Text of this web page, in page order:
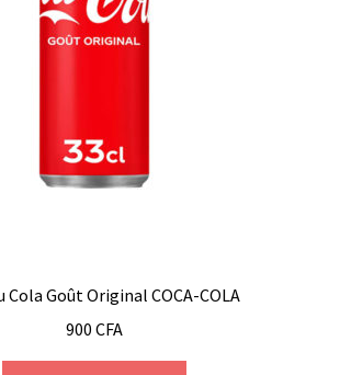
Cola Goût Original COCA-COLA
900 CFA